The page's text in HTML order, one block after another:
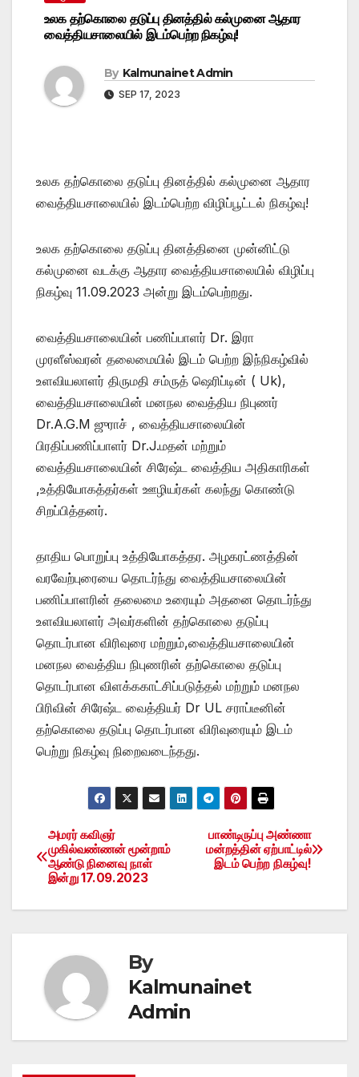
உலக தற்கொலை தடுப்பு தினத்தில் கல்முனை ஆதார
வைத்தியசாலையில் இடம்பெற்ற நிகழ்வு!
By Kalmunainet Admin
SEP 17, 2023
உலக தற்கொலை தடுப்பு தினத்தில் கல்முனை ஆதார
வைத்தியசாலையில் இடம்பெற்ற விழிப்பூட்டல் நிகழ்வு!
உலக தற்கொலை தடுப்பு தினத்தினை முன்னிட்டு
கல்முனை வடக்கு ஆதார வைத்தியசாலையில் விழிப்பு
நிகழ்வு 11.09.2023 அன்று இடம்பெற்றது.
வைத்தியசாலையின் பணிப்பாளர் Dr. இரா
முரளீஸ்வரன் தலைமையில் இடம் பெற்ற இந்நிகழ்வில்
உளவியலாளர் திருமதி சம்ருத் ஷெரிப்டின் ( Uk),
வைத்தியசாலையின் மனநல வைத்திய நிபுணர்
Dr.A.G.M ஜுராச் , வைத்தியசாலையின்
பிரதிப்பணிப்பாளர் Dr.J.மதன் மற்றும்
வைத்தியசாலையின் சிரேஷ்ட வைத்திய அதிகாரிகள்
,உத்தியோகத்தர்கள் ஊழியர்கள் கலந்து கொண்டு
சிறப்பித்தனர்.
தாதிய பொறுப்பு உத்தியோகத்தர. அழகரட்ணத்தின்
வரவேற்புரையை தொடர்ந்து வைத்தியசாலையின்
பணிப்பாளரின் தலைமை உரையும் அதனை தொடர்ந்து
உளவியலாளர் அவர்களின் தற்கொலை தடுப்பு
தொடர்பான விரிவுரை மற்றும்,வைத்தியசாலையின்
மனநல வைத்திய நிபுணரின் தற்கொலை தடுப்பு
தொடர்பான விளக்ககாட்சிப்படுத்தல் மற்றும் மனநல
பிரிவின் சிரேஷ்ட வைத்தியர் Dr UL சராப்டீனின்
தற்கொலை தடுப்பு தொடர்பான விரிவுரையும் இடம்
பெற்று நிகழ்வு நிறைவடைந்தது.
Post
navigation
பாண்டிருப்பு அண்ணா
மன்றத்தின் ஏற்பாட்டில்
இடம் பெற்ற நிகழ்வு!
அமரர் கவிஞர்
முகில்வண்ணன் மூன்றாம்
ஆண்டு நினைவு நாள்
இன்று 17.09.2023
By
Kalmunainet
Admin